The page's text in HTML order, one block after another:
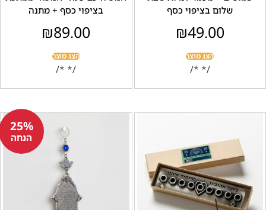
שלום בציפוי כסף
₪49.00
בציפוי כסף + מתנה
₪89.00
25%
הנחה